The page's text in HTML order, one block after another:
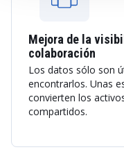
Mejora de la
colaboración
Los datos sólo son
encontrarlos. Unas
convierten los
compartidos.